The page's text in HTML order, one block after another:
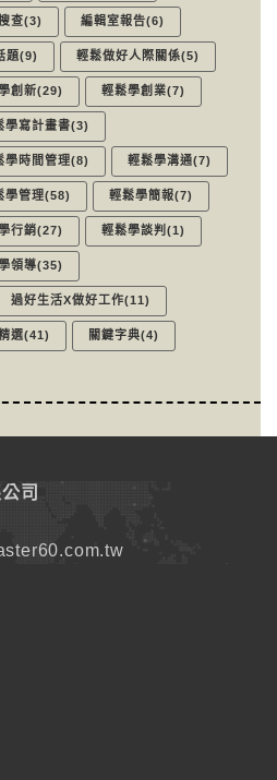
查(3) 編輯室報告(6)
題(9) 輕鬆做好人際關係(5)
創新(29) 輕鬆學創業(7)
學寫計畫書(3)
學時間管理(8) 輕鬆學溝通(7)
學管理(58) 輕鬆學簡報(7)
行銷(27) 輕鬆學談判(1)
領導(35)
過好生活X做好工作(11)
選(41) 關鍵字典(4)
司